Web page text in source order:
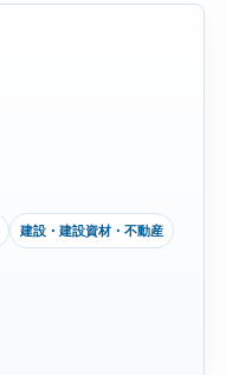
建設・建設資材・不動産